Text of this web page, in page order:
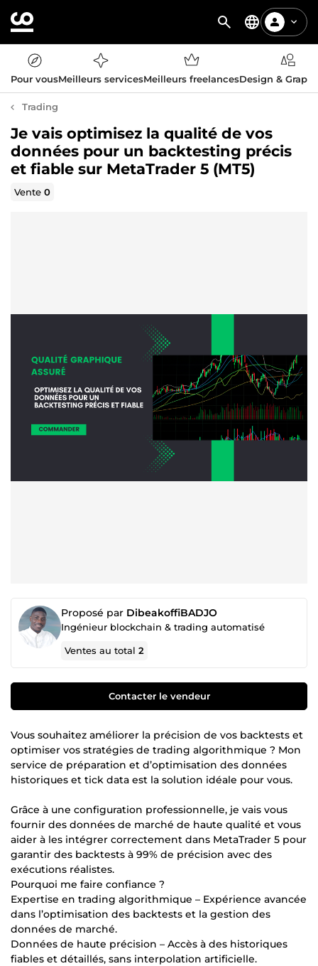
Pour vousMeilleurs servicesMeilleurs freelancesDesign &
Trading
Je vais optimisez la qualité de vos
données pour un backtesting précis
et fiable sur MetaTrader 5 (MT5)
Vente0
Proposé par DibeakoffiBADJO
Ingénieur blockchain & trading automatisé
Ventes au total2
Contacter le vendeur
Vous souhaitez améliorer la précision de vos backtests et
optimiser vos stratégies de trading algorithmique ? Mon
service de préparation et d’optimisation des données
historiques et tick data est la solution idéale pour vous.
Grâce à une configuration professionnelle, je vais vous
fournir des données de marché de haute qualité et vous
aider à les intégrer correctement dans MetaTrader 5 pour
garantir des backtests à 99% de précision avec des
exécutions réalistes.
Pourquoi me faire confiance ?
Expertise en trading algorithmique – Expérience avancée
dans l’optimisation des backtests et la gestion des
données de marché.
Données de haute précision – Accès à des historiques
fiables et détaillés, sans interpolation artificielle.